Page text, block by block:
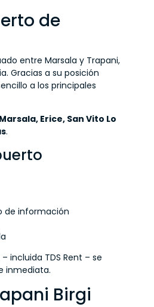
de
entre Marsala y Trapani,
Gracias a su posición
a los principales
Erice, San Vito Lo
.
de información
– incluida TDS Rent – se
inmediata.
Birgi